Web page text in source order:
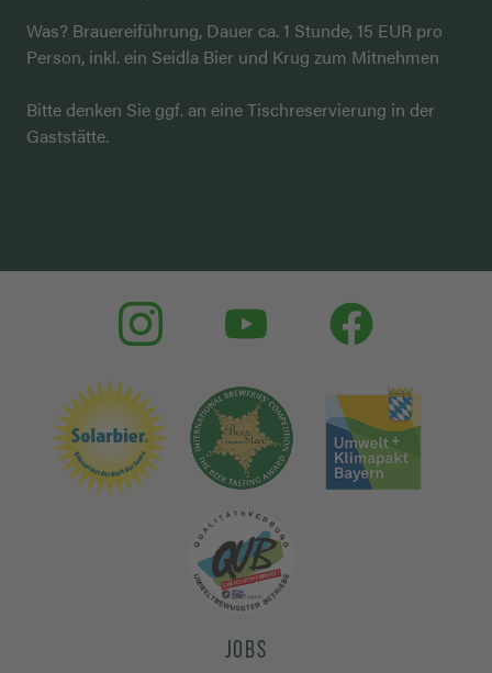
Was? Brauereiführung, Dauer ca. 1 Stunde, 15 EUR pro
Person, inkl. ein Seidla Bier und Krug zum Mitnehmen
Bitte denken Sie ggf. an eine Tischreservierung in der
Gaststätte.
JOBS